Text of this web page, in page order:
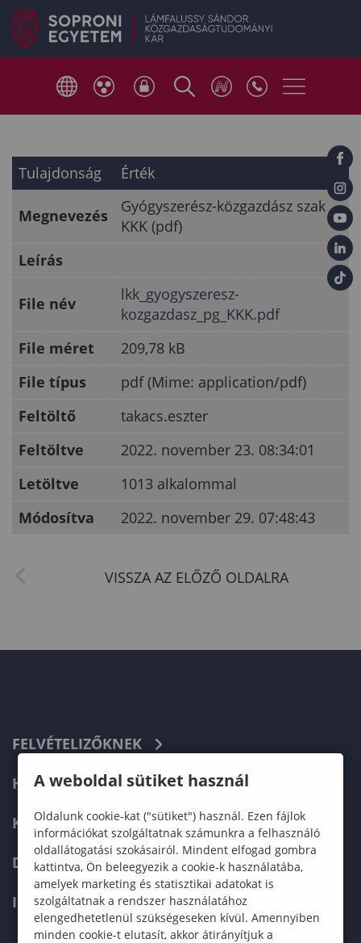
Tulajdonság Érték
Megnevezés
Gyógyszerész-közgazdász szak
KKK (pdf)
Leírás
File név
lkk_gyogyszeresz-
kozgazdasz_pg_KKK.pdf
File méret
209,78 kB
File típus
pdf (Mime: application/pdf)
Feltöltő
takacs.eszter
Feltöltve
2022. november 23. 08:34:01
Letöltve
1013 alkalommal
Módosítva
2022. november 29. 07:48:43
FELVÉTELIZŐKNEK
HALLGATÓKNAK
KÉPZÉSEK
DOKTORI ISKOLA
INTERNATIONAL
A weboldal sütiket használ
Oldalunk cookie-kat ("sütiket") használ. Ezen fájlok
információkat szolgáltatnak számunkra a felhasználó
oldallátogatási szokásairól. Mindent elfogad gombra
kattintva, Ön beleegyezik a cookie-k használatába,
amelyek marketing és statisztikai adatokat is
szolgáltatnak a rendszer használatához
elengedhetetlenül szükségeseken kívül. Amennyiben
minden cookie-t elutasít, akkor átirányítjuk a